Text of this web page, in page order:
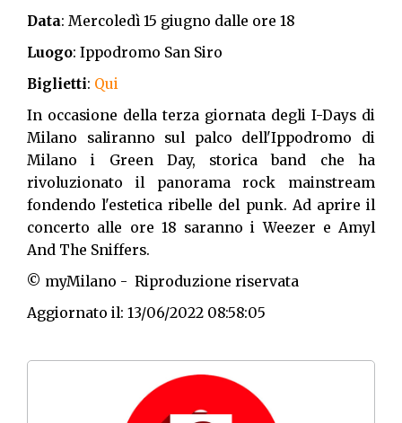
Data: Mercoledì 15 giugno dalle ore 18
Luogo: Ippodromo San Siro
Biglietti: Qui
In occasione della terza giornata degli I-Days di
Milano saliranno sul palco dell'Ippodromo di
Milano i Green Day, storica band che ha
rivoluzionato il panorama rock mainstream
fondendo l'estetica ribelle del punk. Ad aprire il
concerto alle ore 18 saranno i Weezer e Amyl
And The Sniffers.
© myMilano - Riproduzione riservata
Aggiornato il: 13/06/2022 08:58:05